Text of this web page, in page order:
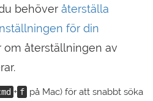
behöver återställa
för din
om återställningen av
+ f på Mac) för att snabbt söka